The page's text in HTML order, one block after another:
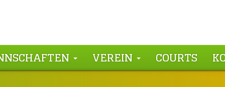
VEREIN COURTS